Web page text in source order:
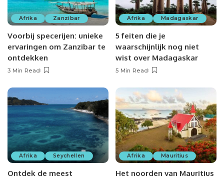
Afrika Zanzibar
Voorbij specerijen: unieke
ervaringen om Zanzibar te
ontdekken
3 Min Read
Afrika Madagaskar
5 feiten die je
waarschijnlijk nog niet
wist over Madagaskar
5 Min Read
Afrika Seychellen
Ontdek de meest
Afrika Mauritius
Het noorden van Mauritius